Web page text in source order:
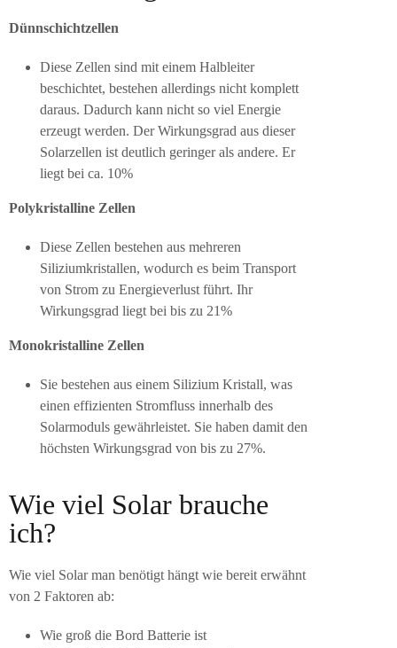
Dünnschichtzellen
Diese Zellen sind mit einem Halbleiter
beschichtet, bestehen allerdings nicht komplett
daraus. Dadurch kann nicht so viel Energie
erzeugt werden. Der Wirkungsgrad aus dieser
Solarzellen ist deutlich geringer als andere. Er
liegt bei ca. 10%
Polykristalline Zellen
Diese Zellen bestehen aus mehreren
Siliziumkristallen, wodurch es beim Transport
von Strom zu Energieverlust führt. Ihr
Wirkungsgrad liegt bei bis zu 21%
Monokristalline Zellen
Sie bestehen aus einem Silizium Kristall, was
einen effizienten Stromfluss innerhalb des
Solarmoduls gewährleistet. Sie haben damit den
höchsten Wirkungsgrad von bis zu 27%.
Wie viel Solar brauche
ich?
Wie viel Solar man benötigt hängt wie bereit erwähnt
von 2 Faktoren ab:
Wie groß die Bord Batterie ist